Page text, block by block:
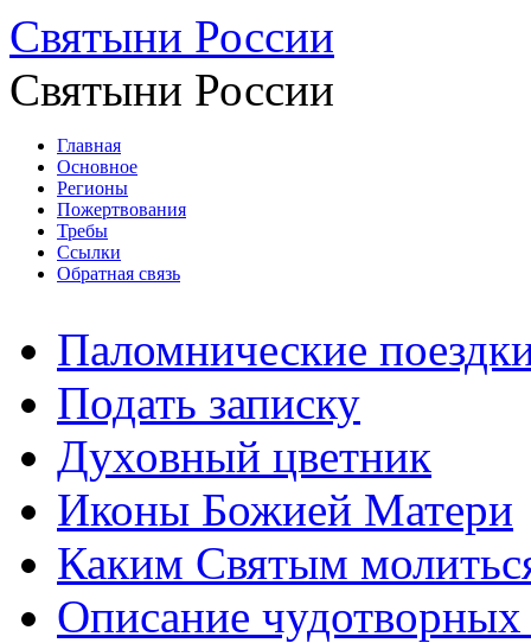
Святыни России
Святыни России
Главная
Основное
Регионы
Пожертвования
Требы
Ссылки
Обратная связь
Паломнические
Подать записку
Духовный цветник
Иконы Божией Матери
Каким Святым
Описание